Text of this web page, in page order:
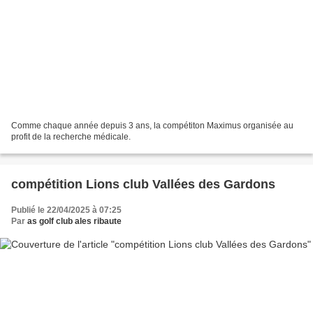
Comme chaque année depuis 3 ans, la compétiton Maximus organisée au
profit de la recherche médicale.
compétition Lions club Vallées des Gardons
Publié le 22/04/2025 à 07:25
Par as golf club ales ribaute